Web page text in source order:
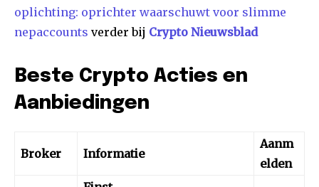
oplichting: oprichter waarschuwt voor slimme
nepaccounts verder bij Crypto Nieuwsblad
Beste Crypto Acties en
Aanbiedingen
Broker Informatie
Aanm
elden